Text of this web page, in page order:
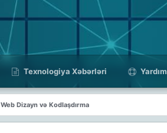
Texnologiya Xəbərləri Yardım
Web Dizayn və Kodlaşdırma